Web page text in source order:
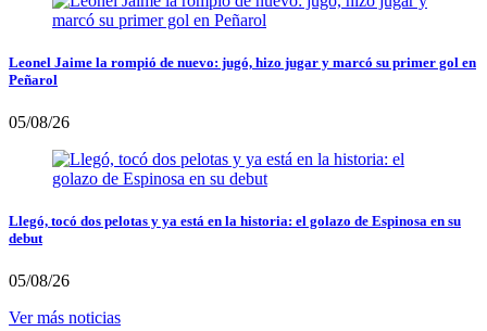
Leonel Jaime la rompió de nuevo: jugó, hizo jugar y marcó su primer gol en
Peñarol
05/08/26
Llegó, tocó dos pelotas y ya está en la historia: el golazo de Espinosa en su
debut
05/08/26
Ver más noticias